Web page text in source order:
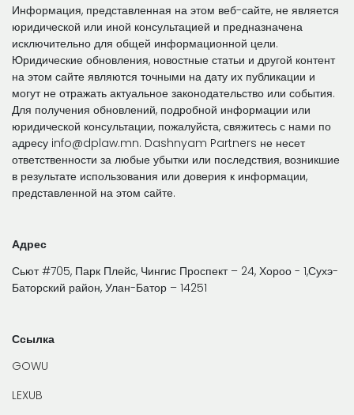
Информация, представленная на этом веб-сайте, не является
юридической или иной консультацией и предназначена
исключительно для общей информационной цели.
Юридические обновления, новостные статьи и другой контент
на этом сайте являются точными на дату их публикации и
могут не отражать актуальное законодательство или события.
Для получения обновлений, подробной информации или
юридической консультации, пожалуйста, свяжитесь с нами по
адресу info@dplaw.mn. Dashnyam Partners не несет
ответственности за любые убытки или последствия, возникшие
в результате использования или доверия к информации,
представленной на этом сайте.
Адрес
Сьют #705, Парк Плейс, Чингис Проспект – 24, Хороо - 1,Сухэ-
Баторский район, Улан-Батор – 14251
Ссылка
GOWU
LEXUB